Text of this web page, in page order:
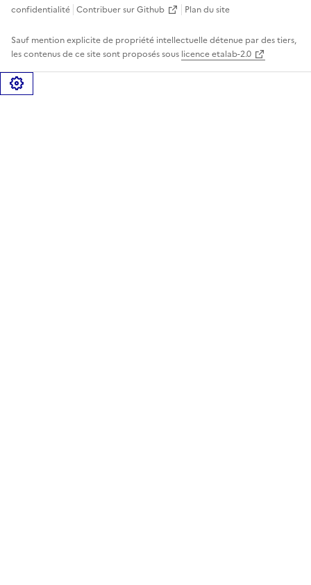
confidentialité Contribuer sur Github Plan du site
Sauf mention explicite de propriété intellectuelle détenue par des tiers,
les contenus de ce site sont proposés sous licence etalab-2.0
Gérer les cookies